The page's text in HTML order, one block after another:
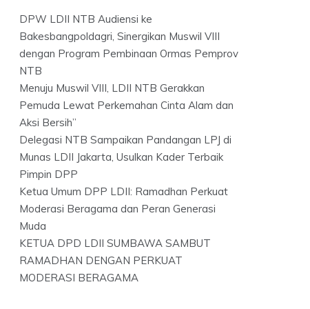
DPW LDII NTB Audiensi ke
Bakesbangpoldagri, Sinergikan Muswil VIII
dengan Program Pembinaan Ormas Pemprov
NTB
Menuju Muswil VIII, LDII NTB Gerakkan
Pemuda Lewat Perkemahan Cinta Alam dan
Aksi Bersih”
Delegasi NTB Sampaikan Pandangan LPJ di
Munas LDII Jakarta, Usulkan Kader Terbaik
Pimpin DPP
Ketua Umum DPP LDII: Ramadhan Perkuat
Moderasi Beragama dan Peran Generasi
Muda
KETUA DPD LDII SUMBAWA SAMBUT
RAMADHAN DENGAN PERKUAT
MODERASI BERAGAMA